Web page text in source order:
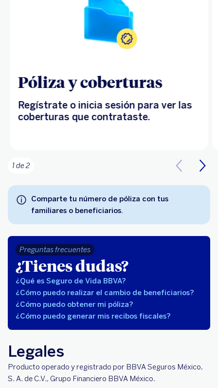
Póliza y coberturas
Regístrate o inicia sesión para ver las
coberturas que contrataste.
1 de 2
Comparte tu número de póliza con tus
familiares o beneficiarios.
Preguntas frecuentes
¿Tienes dudas?
¿Qué es Seguro de Vida BBVA?
¿Cómo puedo realizar el cambio de beneficiarios?
¿Cómo puedo obtener mi póliza?
¿Cómo puedo generar mis recibos fiscales?
Legales
Producto operado y registrado por BBVA Seguros México,
S. A. de C.V., Grupo Financiero BBVA México.